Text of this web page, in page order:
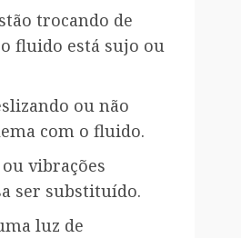
trocando de
fluido está sujo ou
ou não
com o fluido.
vibrações
ser substituído.
luz de